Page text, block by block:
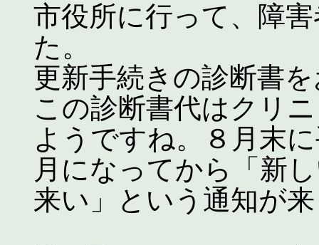
市役所に行って、障
た。
更新手続きの診断書
この診断書代はクリ
ようですね。８月末
月になってから「新
来い」という通知が